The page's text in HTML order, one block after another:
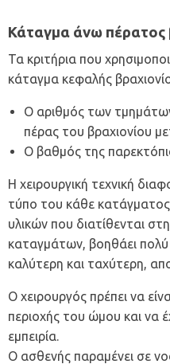
Κάταγμα άνω πέρατος
Τα κριτήρια που
κάταγμα κεφαλής
Ο αριθμός των
πέρας του βραχιονίου
Ο βαθμός της
Η χειρουργική τεχνική
τύπο του κάθε
υλικών που διατίθενται
καταγμάτων, βοηθάει
καλύτερη και ταχύτερη,
Ο χειρουργός πρέπει να
περιοχής του ώμου και να
εμπειρία.
Ο ασθενής παραμένει σε